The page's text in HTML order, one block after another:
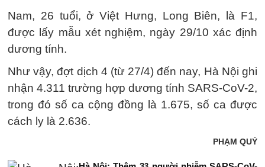
Nam, 26 tuổi, ở Việt Hưng, Long Biên, là F1,
được lấy mẫu xét nghiệm, ngày 29/10 xác định
dương tính.
Như vậy, đợt dịch 4 (từ 27/4) đến nay, Hà Nội ghi
nhận 4.311 trường hợp dương tính SARS-CoV-2,
trong đó số ca cộng đồng là 1.675, số ca được
cách ly là 2.636.
PHẠM QUÝ